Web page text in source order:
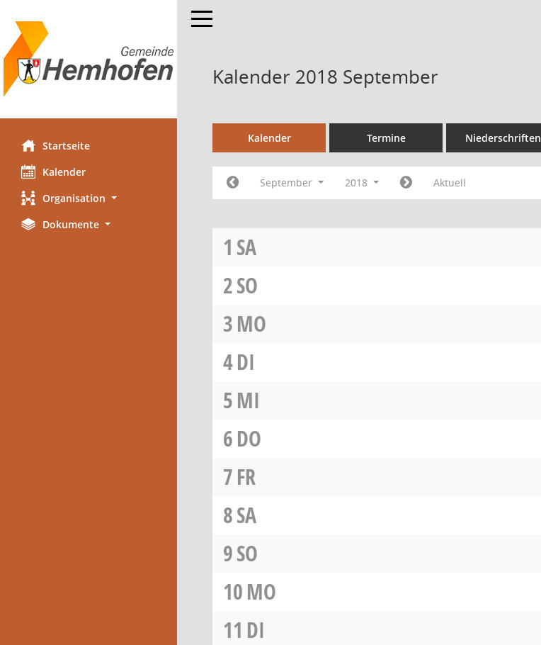
Startseite
Kalender
Organisation
Dokumente
Toggle navigation
Kalender 2018 September
Kalender Termine Niederschriften
September 2018 Aktuell
1 SA
2SO
3MO
4DI
5MI
6DO
7FR
8SA
9SO
10MO
11 DI